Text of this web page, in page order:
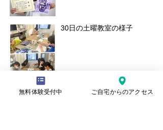
30日の土曜教室の様子
無料体験受付中 ご自宅からのアクセス